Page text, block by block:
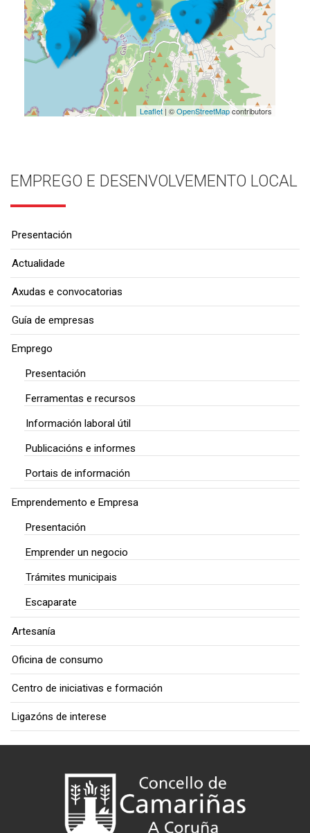
Leaflet| ©OpenStreetMapcontributors
EMPREGO E DESENVOLVEMENTO LOCAL
Presentación
Actualidade
Axudas e convocatorias
Guía de empresas
Emprego
Presentación
Ferramentas e recursos
Información laboral útil
Publicacións e informes
Portais de información
Emprendemento e Empresa
Presentación
Emprender un negocio
Trámites municipais
Escaparate
Artesanía
Oficina de consumo
Centro de iniciativas e formación
Ligazóns de interese